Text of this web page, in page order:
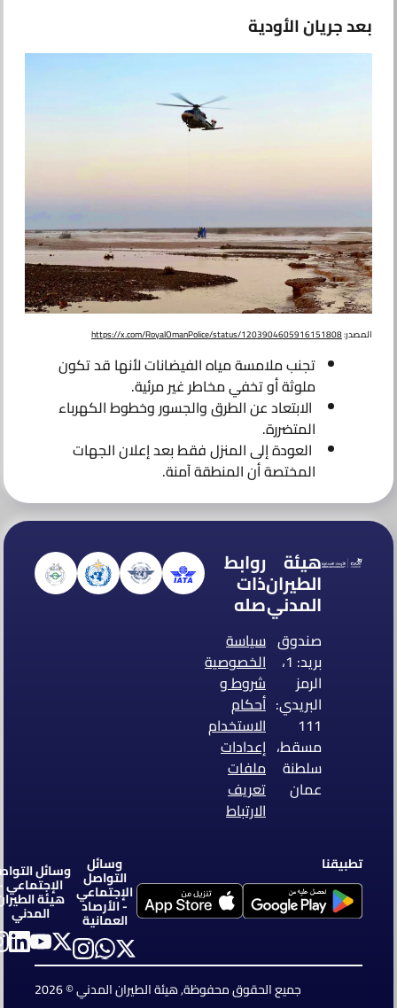
بعد جريان الأودية
المصدر:https://x.com/RoyalOmanPolice/status/1203904605916151808
تجنب ملامسة مياه الفيضانات لأنها قد تكون
ملوثة أو تخفي مخاطر غير مرئية.
الابتعاد عن الطرق والجسور وخطوط الكهرباء
المتضررة.
العودة إلى المنزل فقط بعد إعلان الجهات
المختصة أن المنطقة آمنة.
هيئة
الطيران
المدني
صندوق
الرمز
البريدي:
111
مسقط،
سلطنة
عمان
روابط
ذات
صله
سياسة
الخصوصية
شروط و
أحكام
الاستخدام
إعدادات
ملفات
تعريف
الارتباط
تطبيقنا وسائل
التواصل
الإجتماعي
- الأرصاد
العمانية
وسائل التواصل
الإجتماعي -
هيئة الطيران
المدني
جميع الحقوق محفوظة, هيئة الطيران المدني © 2026